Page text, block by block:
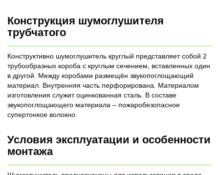
Конструкция шумоглушителя
трубчатого
Конструктивно шумоглушитель круглый представляет собой 2
трубообразных короба с круглым сечением, вставленных один
в другой. Между коробами размещён звукопоглощающий
материал. Внутренняя часть перфорирована. Материалом
изготовления служит оцинкованная сталь. В составе
звукопоглощающего материала – пожаробезопасное
супертонкое волокно.
Условия эксплуатации и особенности
монтажа